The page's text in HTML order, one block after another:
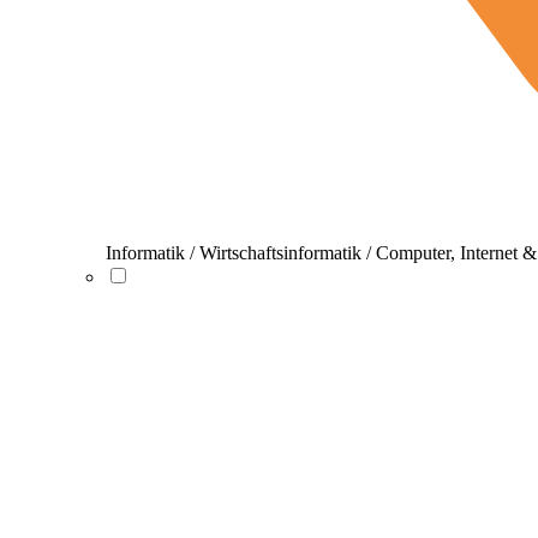
Informatik / Wirtschaftsinformatik / Computer, Internet